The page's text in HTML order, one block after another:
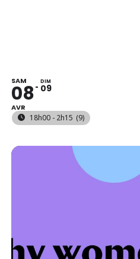
SAM
08
AVR
DIM
09
18h00 - 2h15 (9)